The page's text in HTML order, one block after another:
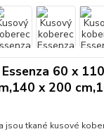
60 x
x 200
jsou tkané kusové